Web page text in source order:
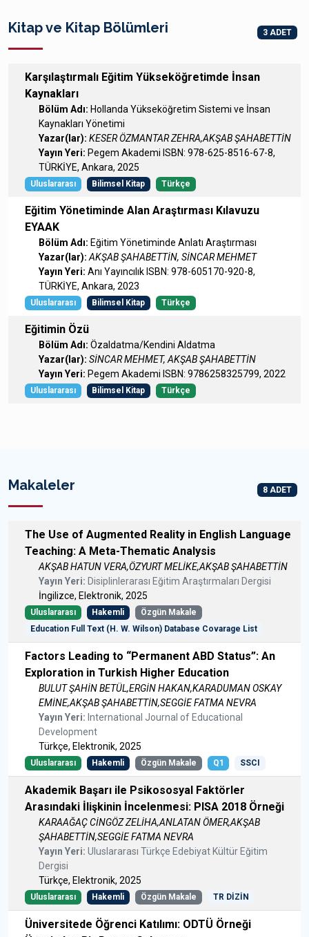
Kitap ve Kitap Bölümleri 3 ADET
Karşılaştırmalı Eğitim Yükseköğretimde İnsan
Kaynakları
Bölüm Adı: Hollanda Yükseköğretim Sistemi ve İnsan
Kaynakları Yönetimi
Yazar(lar): KESER ÖZMANTAR ZEHRA,AKŞAB ŞAHABETTİN
Yayın Yeri: Pegem Akademi ISBN: 978-625-8516-67-8,
TÜRKİYE, Ankara, 2025
Uluslararası Bilimsel Kitap Türkçe
Eğitim Yönetiminde Alan Araştırması Kılavuzu
EYAAK
Bölüm Adı: Eğitim Yönetiminde Anlatı Araştırması
Yazar(lar):AKŞAB ŞAHABETTİN, SİNCAR MEHMET
Yayın Yeri: Anı Yayıncılık ISBN: 978-605170-920-8,
TÜRKİYE, Ankara, 2023
Uluslararası Bilimsel Kitap Türkçe
Eğitimin Özü
Bölüm Adı: Özaldatma/Kendini Aldatma
Yazar(lar): SİNCAR MEHMET, AKŞAB ŞAHABETTİN
Yayın Yeri: Pegem Akademi ISBN: 9786258325799, 2022
Uluslararası Bilimsel Kitap Türkçe
Makaleler 8 ADET
The Use of Augmented Reality in English Language
Teaching: A Meta-Thematic Analysis
AKŞAB HATUN VERA,ÖZYURT MELİKE,AKŞAB ŞAHABETTİN
Yayın Yeri: Disiplinlerarası Eğitim Araştırmaları Dergisi
İngilizce, Elektronik, 2025
Uluslararası Hakemli
Özgün Makale
Education Full Text (H. W. Wilson) Database Covarage List
Factors Leading to “Permanent ABD Status”: An
Exploration in Turkish Higher Education
BULUT ŞAHİN BETÜL,ERGİN HAKAN,KARADUMAN OSKAY
EMİNE,AKŞAB ŞAHABETTİN,SEGGİE FATMA NEVRA
Yayın Yeri: International Journal of Educational
Development
Türkçe, Elektronik, 2025
Uluslararası Hakemli Özgün Makale Q1 SSCI
Akademik Başarı ile Psikososyal Faktörler
Arasındaki İlişkinin İncelenmesi: PISA 2018 Örneği
KARAAĞAÇ CİNGÖZ ZELİHA,ANLATAN ÖMER,AKŞAB
ŞAHABETTİN,SEGGİE FATMA NEVRA
Yayın Yeri: Uluslararası Türkçe Edebiyat Kültür Eğitim
Dergisi
Türkçe, Elektronik, 2025
Uluslararası Hakemli Özgün Makale TR DİZİN
Üniversitede Öğrenci Katılımı: ODTÜ Örneği